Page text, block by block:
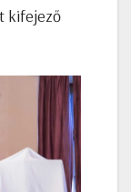
kifejező